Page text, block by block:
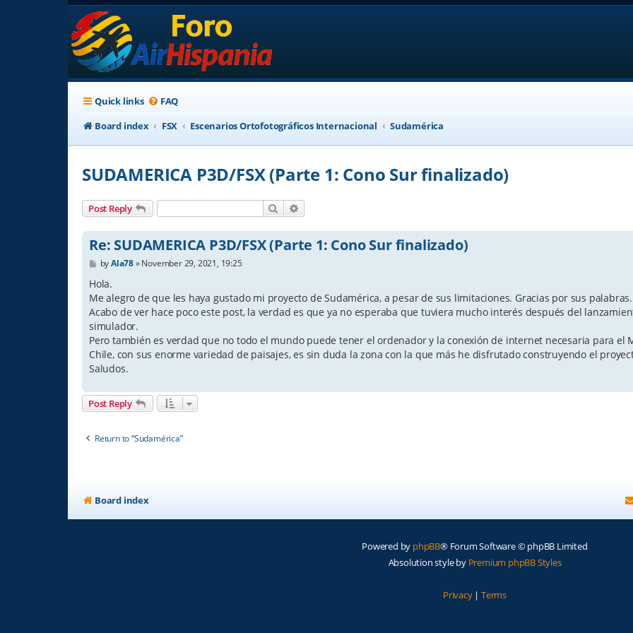
Quick links FAQ
Board index
FSX Escenarios Ortofotográficos Internacional Sudamérica
SUDAMERICA P3D/FSX (Parte 1: Cono Sur finalizado)
Post Reply Search
Re: SUDAMERICA P3D/FSX (Parte 1: Cono Sur finalizado)
P
s
t
byAla78»November 29, 2021, 19:25
Hola.
Me alegro de que les haya gustado mi proyecto de Sudamérica, a pesar de sus limitaciones. Gracias por sus palabras.
Acabo de ver hace poco este post, la verdad es que ya no esperaba que tuviera mucho interés después del
simulador.
Pero también es verdad que no todo el mundo puede tener el ordenador y la conexión de internet necesaria para el
Chile, con sus enorme variedad de paisajes, es sin duda la zona con la que más he disfrutado construyendo el
Saludos.
Post Reply
Return to “Sudamérica”
Board index
Powered by phpBB® Forum Software © phpBB Limited
Absolution style by Premium phpBB Styles
Privacy| Terms